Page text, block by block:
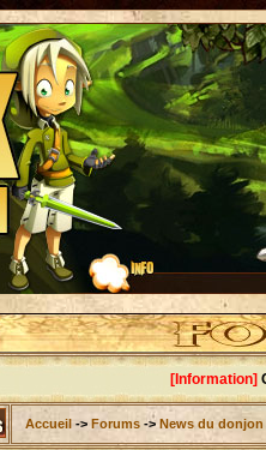
[Information]
Accueil -> Forums -> News du donjon